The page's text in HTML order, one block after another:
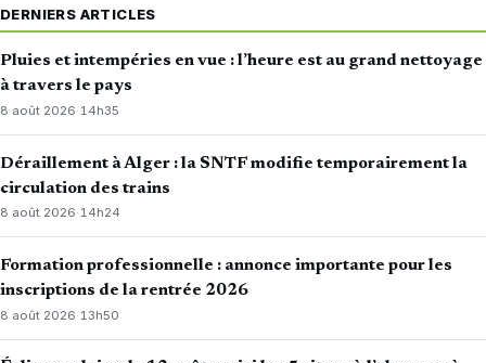
DERNIERS ARTICLES
Pluies et intempéries en vue : l’heure est au grand nettoyage
à travers le pays
8 août 2026·14h35
Déraillement à Alger : la SNTF modifie temporairement la
circulation des trains
8 août 2026·14h24
Formation professionnelle : annonce importante pour les
inscriptions de la rentrée 2026
8 août 2026· 13h50